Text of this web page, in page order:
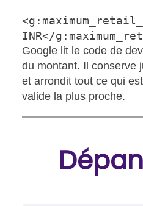
INR</
Google lit le code de
du montant. Il conserve
et arrondit tout ce qui
valide la plus proche.